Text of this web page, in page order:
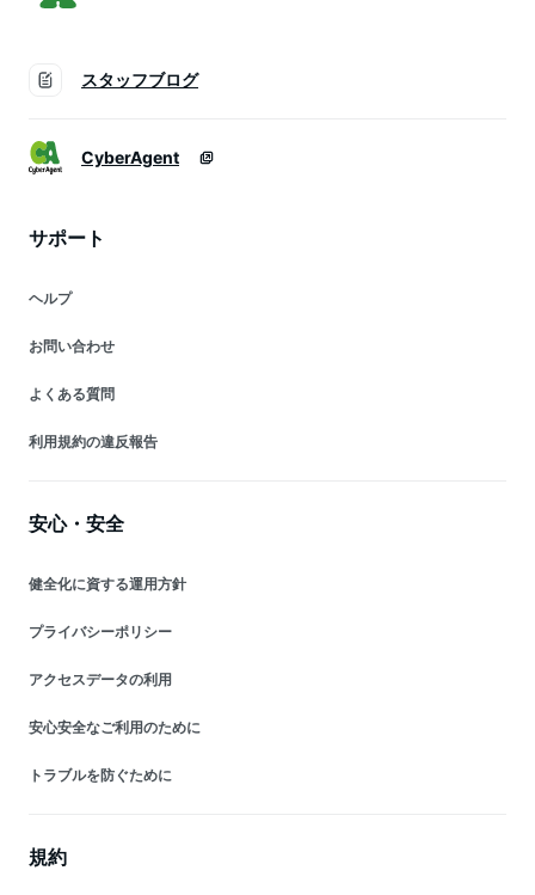
スタッフブログ
CyberAgent
サポート
ヘルプ
お問い合わせ
よくある質問
利用規約の違反報告
安心・安全
健全化に資する運用方針
プライバシーポリシー
アクセスデータの利用
安心安全なご利用のために
トラブルを防ぐために
規約